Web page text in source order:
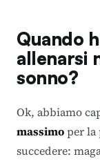
Quando
allenarsi
sonno?
Ok, abbiamo
massimoper la
succedere: